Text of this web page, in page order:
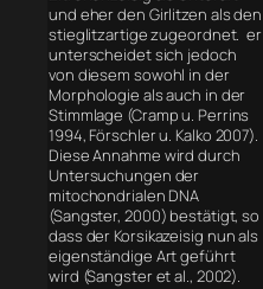
und eher den Girlitzen als den
stieglitzartige zugeordnet. er
unterscheidet sich jedoch
von diesem sowohl in der
Morphologie als auch in der
Stimmlage (Cramp u. Perrins
1994, Förschler u. Kalko 2007).
Diese Annahme wird durch
Untersuchungen der
mitochondrialen DNA
(Sangster, 2000) bestätigt, so
dass der Korsikazeisig nun als
eigenständige Art geführt
wird (Sangster et al., 2002).